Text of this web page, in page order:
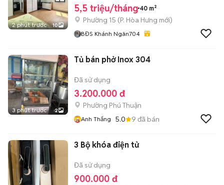
2 phút trước 10
5,5 triệu/tháng 40 m²
Phường 15 (P. Hòa Hưng mới)
BĐS Khánh Ngân704
3 phút trước 2
Tủ bán phở Inox 304
Đã sử dụng
3.200.000 đ
Phường Phú Thuận
Anh Thắng 5.0 9 đã bán
3 Bộ khóa điện tử
Đã sử dụng
900.000 đ